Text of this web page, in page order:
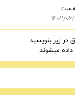
هست
1402/
در زیر بنویسید.
داده میشوند.